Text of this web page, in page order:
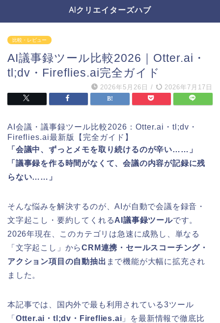
AIクリエイターズハブ
比較・レビュー
AI議事録ツール比較2026｜Otter.ai・
tl;dv・Fireflies.ai完全ガイド
2026年5月26日 / 2026年7月17日
AI会議・議事録ツール比較2026：Otter.ai・tl;dv・
Fireflies.ai最新版【完全ガイド】
「会議中、ずっとメモを取り続けるのが辛い……」
「議事録を作る時間がなくて、会議の内容が記録に残
らない……」
そんな悩みを解決するのが、AIが自動で会議を録音・
文字起こし・要約してくれるAI議事録ツールです。
2026年現在、このカテゴリは急速に成熟し、単なる
「文字起こし」からCRM連携・セールスコーチング・
アクション項目の自動抽出 まで機能が大幅に拡充され
ました。
本記事では、国内外で最も利用されている3ツール
「 Otter.ai・tl;dv・Fireflies.ai 」を最新情報で徹底比